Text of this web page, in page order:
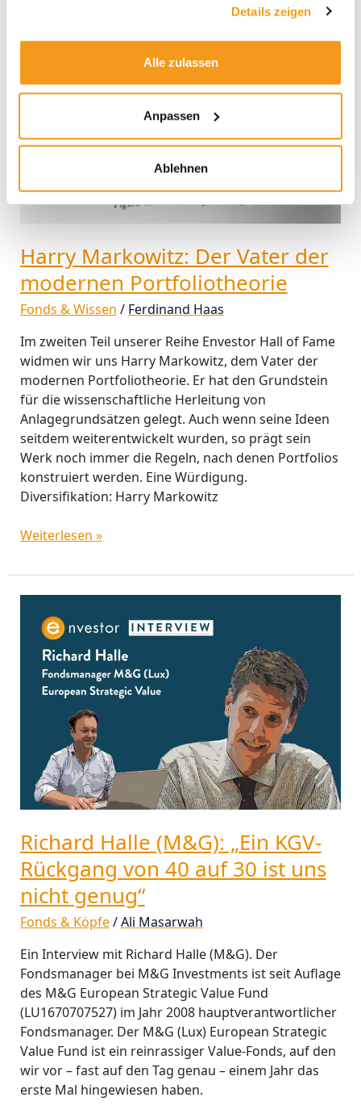
Details zeigen
Alle zulassen
Anpassen
Ablehnen
Harry Markowitz: Der Vater der
modernen Portfoliotheorie
Fonds & Wissen / Ferdinand Haas
Im zweiten Teil unserer Reihe Envestor Hall of Fame
widmen wir uns Harry Markowitz, dem Vater der
modernen Portfoliotheorie. Er hat den Grundstein
für die wissenschaftliche Herleitung von
Anlagegrundsätzen gelegt. Auch wenn seine Ideen
seitdem weiterentwickelt wurden, so prägt sein
Werk noch immer die Regeln, nach denen Portfolios
konstruiert werden. Eine Würdigung.
Diversifikation: Harry Markowitz
Weiterlesen »
Richard Halle (M&G): „Ein KGV-
Rückgang von 40 auf 30 ist uns
nicht genug“
Fonds & Köpfe/Ali Masarwah
Ein Interview mit Richard Halle (M&G). Der
Fondsmanager bei M&G Investments ist seit Auflage
des M&G European Strategic Value Fund
(LU1670707527) im Jahr 2008 hauptverantwortlicher
Fondsmanager. Der M&G (Lux) European Strategic
Value Fund ist ein reinrassiger Value-Fonds, auf den
wir vor – fast auf den Tag genau – einem Jahr das
erste Mal hingewiesen haben.
Halle
(M&G):
„Ein
KGV-
Rückgang
nicht
genug“